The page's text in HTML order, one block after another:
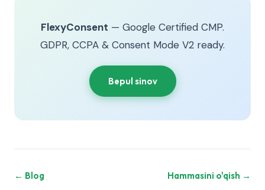
FlexyConsent — Google Certified CMP.
GDPR, CCPA & Consent Mode V2 ready.
Bepul sinov
← Blog Hammasini o'qish →